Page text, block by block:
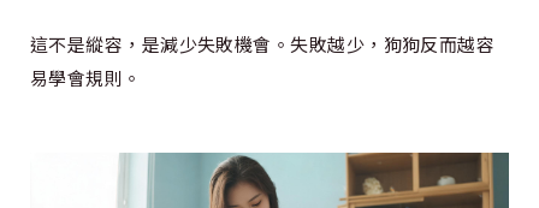
這不是縱容，是減少失敗機會。失敗越少，狗狗反而越容
易學會規則。